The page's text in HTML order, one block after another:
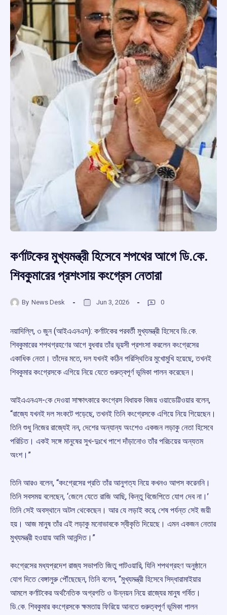
কর্ণাটকের মুখ্যমন্ত্রী হিসেবে শপথের আগে ডি.কে.
শিবকুমারের প্রশংসায় কংগ্রেস নেতারা
By News Desk Jun 3, 2026 0
নয়াদিল্লি, ৩ জুন (আইএএনএস): কর্ণাটকের পরবর্তী মুখ্যমন্ত্রী হিসেবে ডি.কে.
শিবকুমারের শপথগ্রহণের আগে বুধবার তাঁর ভূয়সী প্রশংসা করলেন কংগ্রেসের
একাধিক নেতা। তাঁদের মতে, দল যখনই কঠিন পরিস্থিতির মুখোমুখি হয়েছে, তখনই
শিবকুমার কংগ্রেসকে এগিয়ে নিয়ে যেতে গুরুত্বপূর্ণ ভূমিকা পালন করেছেন।
আইএএনএস-কে দেওয়া সাক্ষাৎকারে কংগ্রেস বিধায়ক বিজয় ওয়াডেট্টিওয়ার বলেন,
“রাজ্যে যখনই দল সংকটে পড়েছে, তখনই তিনি কংগ্রেসকে এগিয়ে নিয়ে গিয়েছেন।
তিনি শুধু নিজের রাজ্যেই নন, দেশের অন্যান্য অংশেও একজন লড়াকু নেতা হিসেবে
পরিচিত। একই সঙ্গে মানুষের সুখ-দুঃখে পাশে দাঁড়ানোও তাঁর পরিচয়ের অন্যতম
অংশ।”
তিনি আরও বলেন, “কংগ্রেসের প্রতি তাঁর আনুগত্য নিয়ে কখনও আপস করেননি।
তিনি সবসময় বলেছেন, ‘জেলে যেতে রাজি আছি, কিন্তু বিজেপিতে যোগ দেব না।’
তিনি সেই অবস্থানে অটল থেকেছেন। আর যে লড়াই করে, শেষ পর্যন্ত সেই জয়ী
হয়। আজ মানুষ তাঁর এই লড়াকু মনোভাবকে স্বীকৃতি দিয়েছে। এমন একজন নেতার
মুখ্যমন্ত্রী হওয়ায় আমি আনন্দিত।”
কংগ্রেসের মধ্যপ্রদেশ রাজ্য সভাপতি জিতু পাটওয়ারি, যিনি শপথগ্রহণ অনুষ্ঠানে
যোগ দিতে বেঙ্গালুরু পৌঁছেছেন, তিনি বলেন, “মুখ্যমন্ত্রী হিসেবে সিদ্ধারামাইয়ার
আমলে কর্ণাটকের অর্থনৈতিক অগ্রগতি ও উন্নয়ন নিয়ে রাজ্যের মানুষ গর্বিত।
ডি.কে. শিবকুমার কংগ্রেসকে ক্ষমতায় ফিরিয়ে আনতে গুরুত্বপূর্ণ ভূমিকা পালন